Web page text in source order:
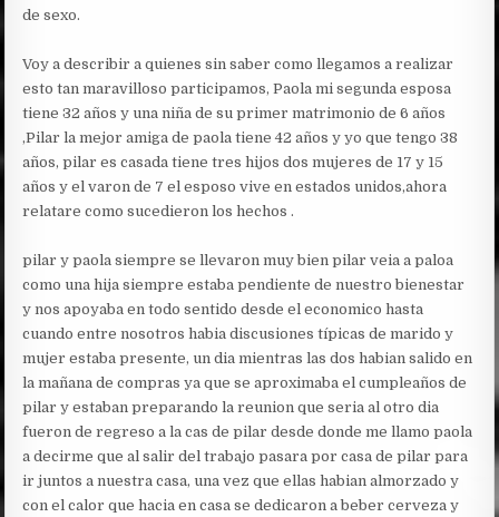
de sexo.
Voy a describir a quienes sin saber como llegamos a realizar
esto tan maravilloso participamos, Paola mi segunda esposa
tiene 32 años y una niña de su primer matrimonio de 6 años
,Pilar la mejor amiga de paola tiene 42 años y yo que tengo 38
años, pilar es casada tiene tres hijos dos mujeres de 17 y 15
años y el varon de 7 el esposo vive en estados unidos,ahora
relatare como sucedieron los hechos .
pilar y paola siempre se llevaron muy bien pilar veia a paloa
como una hija siempre estaba pendiente de nuestro bienestar
y nos apoyaba en todo sentido desde el economico hasta
cuando entre nosotros habia discusiones típicas de marido y
mujer estaba presente, un dia mientras las dos habian salido en
la mañana de compras ya que se aproximaba el cumpleaños de
pilar y estaban preparando la reunion que seria al otro dia
fueron de regreso a la cas de pilar desde donde me llamo paola
a decirme que al salir del trabajo pasara por casa de pilar para
ir juntos a nuestra casa, una vez que ellas habian almorzado y
con el calor que hacia en casa se dedicaron a beber cerveza y